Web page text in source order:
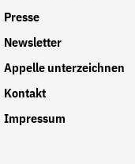
Presse
Newsletter
Appelle unterzeichnen
Kontakt
Impressum